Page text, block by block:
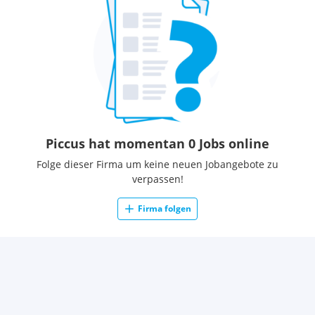
Piccus hat momentan 0 Jobs online
Folge dieser Firma um keine neuen Jobangebote zu
verpassen!
Firma folgen